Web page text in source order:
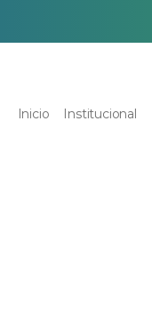
Inicio Institucional